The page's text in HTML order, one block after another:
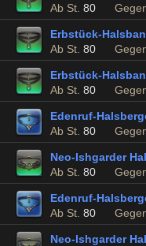
Ab St. 80
Erbstück-
Ab St. 80
Erbstück-
Ab St. 80
Edenruf-
Ab St. 80
Neo-Ishgarder
Ab St. 80
Edenruf-
Ab St. 80
Neo-Ishgarder